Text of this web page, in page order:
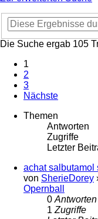
Die Suche ergab 105
1
2
3
Nächste
Themen
Antworten
Zugriffe
Letzter
achat salbutamol
von SherieDorey
Opernball
0 Antworten
1 Zugriffe